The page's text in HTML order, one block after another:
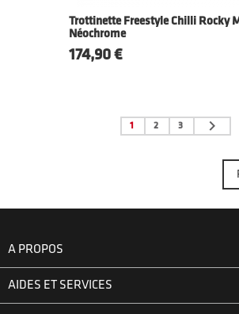
Trottinette Freestyle Chilli Rocky
Néochrome
Prix
174,90 €
1 2 3 
A PROPOS
AIDES ET SERVICES